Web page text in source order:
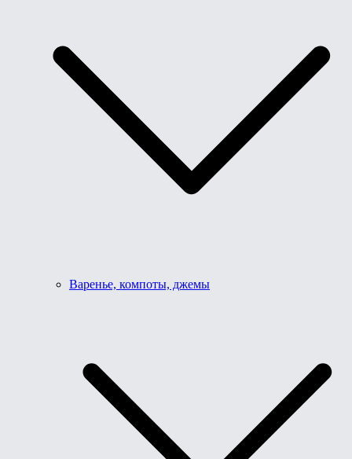
Варенье, компоты, джемы